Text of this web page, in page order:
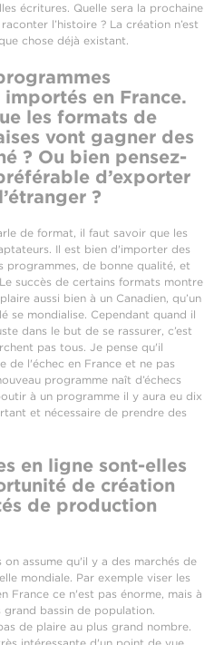
écritures. Quelle sera la prochaine
l’histoire ? La création n’est
chose déjà existant.
en France.
les formats de
vont gagner des
? Ou bien pensez-
d’exporter
?
de format, il faut savoir que les
Il est bien d'importer des
de bonne qualité, et
succès de certains formats montre
aussi bien à un Canadien, qu’un
se mondialise. Cependant quand il
dans le but de se rassurer, c’est
pas tous. Je pense qu'il
de l'échec en France et ne pas
programme naît d’échecs
à un programme il y aura eu dix
et nécessaire de prendre des
en ligne sont-elles
de création
de production
assume qu'il y a des marchés de
mondiale. Par exemple viser les
France ce n'est pas énorme, mais à
bassin de population.
de plaire au plus grand nombre.